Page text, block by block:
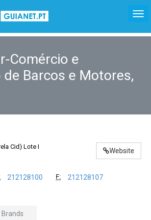
Comércio e
de Barcos e Motores,
Website
Cid) Lote I
212128100 F: 212128107
Brands